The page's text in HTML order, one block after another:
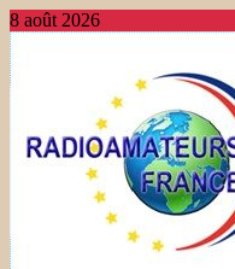
8 août 2026